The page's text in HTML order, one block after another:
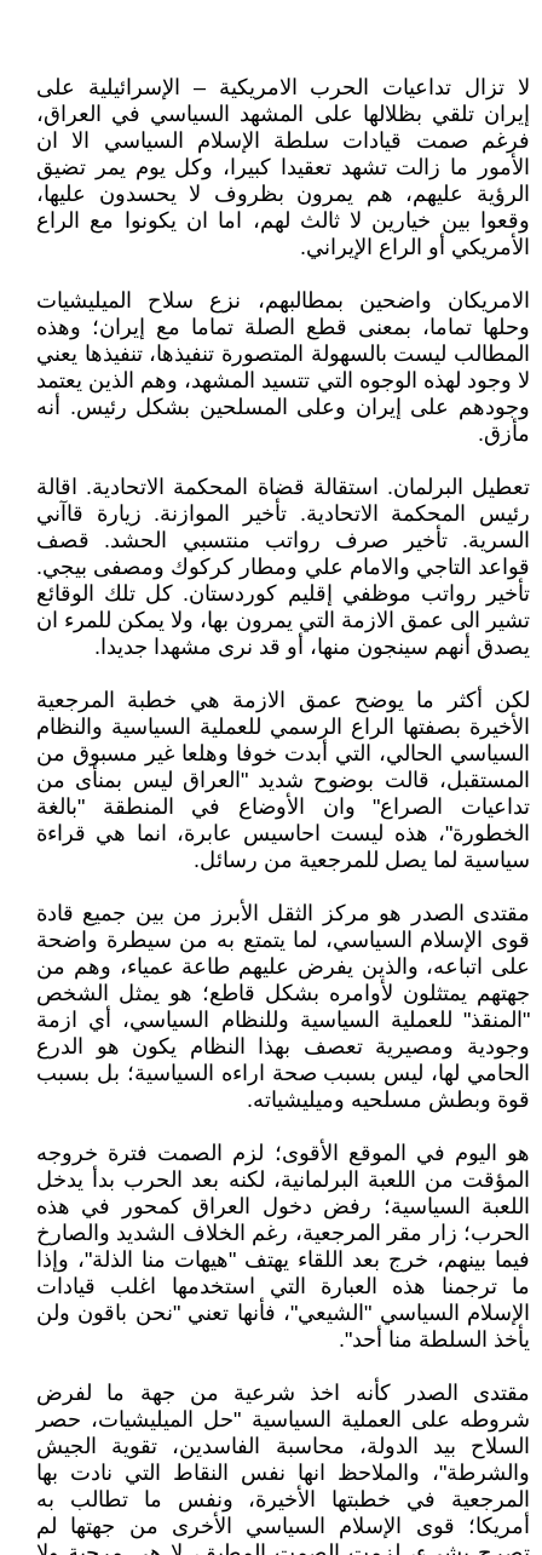
لا تزال تداعيات الحرب الامريكية – الإسرائيلية على
إيران تلقي بظلالها على المشهد السياسي في العراق،
فرغم صمت قيادات سلطة الإسلام السياسي الا ان
الأمور ما زالت تشهد تعقيدا كبيرا، وكل يوم يمر تضيق
الرؤية عليهم، هم يمرون بظروف لا يحسدون عليها،
وقعوا بين خيارين لا ثالث لهم، اما ان يكونوا مع الراع
الأمريكي أو الراع الإيراني.
الامريكان واضحين بمطالبهم، نزع سلاح الميليشيات
وحلها تماما، بمعنى قطع الصلة تماما مع إيران؛ وهذه
المطالب ليست بالسهولة المتصورة تنفيذها، تنفيذها يعني
لا وجود لهذه الوجوه التي تتسيد المشهد، وهم الذين يعتمد
وجودهم على إيران وعلى المسلحين بشكل رئيس. أنه
مأزق.
تعطيل البرلمان. استقالة قضاة المحكمة الاتحادية. اقالة
رئيس المحكمة الاتحادية. تأخير الموازنة. زيارة قاآني
السرية. تأخير صرف رواتب منتسبي الحشد. قصف
قواعد التاجي والامام علي ومطار كركوك ومصفى بيجي.
تأخير رواتب موظفي إقليم كوردستان. كل تلك الوقائع
تشير الى عمق الازمة التي يمرون بها، ولا يمكن للمرء ان
يصدق أنهم سينجون منها، أو قد نرى مشهدا جديدا.
لكن أكثر ما يوضح عمق الازمة هي خطبة المرجعية
الأخيرة بصفتها الراع الرسمي للعملية السياسية والنظام
السياسي الحالي، التي أبدت خوفا وهلعا غير مسبوق من
المستقبل، قالت بوضوح شديد "العراق ليس بمنأى من
تداعيات الصراع" وان الأوضاع في المنطقة "بالغة
الخطورة"، هذه ليست احاسيس عابرة، انما هي قراءة
سياسية لما يصل للمرجعية من رسائل.
مقتدى الصدر هو مركز الثقل الأبرز من بين جميع قادة
قوى الإسلام السياسي، لما يتمتع به من سيطرة واضحة
على اتباعه، والذين يفرض عليهم طاعة عمياء، وهم من
جهتهم يمتثلون لأوامره بشكل قاطع؛ هو يمثل الشخص
"المنقذ" للعملية السياسية وللنظام السياسي، أي ازمة
وجودية ومصيرية تعصف بهذا النظام يكون هو الدرع
الحامي لها، ليس بسبب صحة اراءه السياسية؛ بل بسبب
قوة وبطش مسلحيه وميليشياته.
هو اليوم في الموقع الأقوى؛ لزم الصمت فترة خروجه
المؤقت من اللعبة البرلمانية، لكنه بعد الحرب بدأ يدخل
اللعبة السياسية؛ رفض دخول العراق كمحور في هذه
الحرب؛ زار مقر المرجعية، رغم الخلاف الشديد والصارخ
فيما بينهم، خرج بعد اللقاء يهتف "هيهات منا الذلة"، وإذا
ما ترجمنا هذه العبارة التي استخدمها اغلب قيادات
الإسلام السياسي "الشيعي"، فأنها تعني "نحن باقون ولن
يأخذ السلطة منا أحد".
مقتدى الصدر كأنه اخذ شرعية من جهة ما لفرض
شروطه على العملية السياسية "حل الميليشيات، حصر
السلاح بيد الدولة، محاسبة الفاسدين، تقوية الجيش
والشرطة"، والملاحظ انها نفس النقاط التي نادت بها
المرجعية في خطبتها الأخيرة، ونفس ما تطالب به
أمريكا؛ قوى الإسلام السياسي الأخرى من جهتها لم